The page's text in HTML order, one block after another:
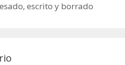
escrito y borrado